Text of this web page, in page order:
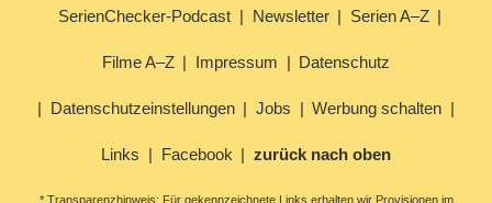
SerienChecker-Podcast Newsletter Serien A–Z
Filme A–Z Impressum Datenschutz
Datenschutzeinstellungen Jobs Werbung schalten
Links Facebook zurück nach oben
* Transparenzhinweis: Für gekennzeichnete Links erhalten wir Provisionen im